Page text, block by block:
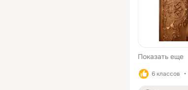
Показать еще
6 классов